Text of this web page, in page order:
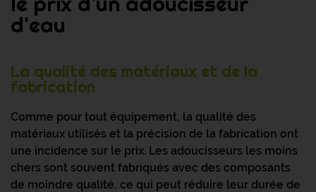
d'eau
La qualité des matériaux et de la
fabrication
Comme pour tout équipement, la qualité des
matériaux utilisés et la précision de la fabrication ont
une incidence sur le prix. Les adoucisseurs les moins
chers sont souvent fabriqués avec des composants
de moindre qualité, ce qui peut réduire leur durée de